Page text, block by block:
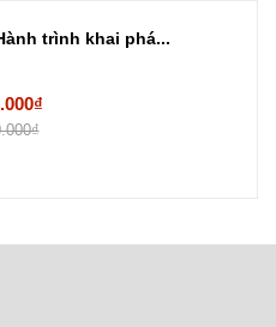
trình khai phá...